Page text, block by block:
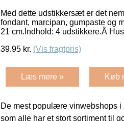
Med dette udstikkersæt er det
fondant, marcipan, gumpaste og
21 cm.Indhold: 4 udstikkere.Â
39.95 kr. (Vis fragtpris)
Læs mere » Køb
De mest populære vinwebshops i
som alle har et stort sortiment til